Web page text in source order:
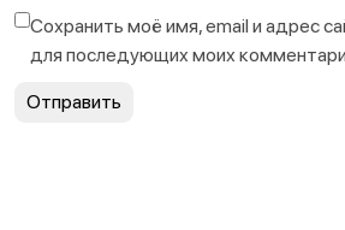
Сохранить моё имя, email и адрес
для последующих моих